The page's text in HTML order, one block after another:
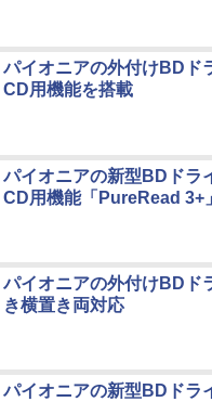
パイオニアの外付けBDド
CD用機能を搭載
パイオニアの新型BDドラ
CD用機能「PureRead 3+
パイオニアの外付けBDド
き横置き両対応
パイオニアの新型BDドラ